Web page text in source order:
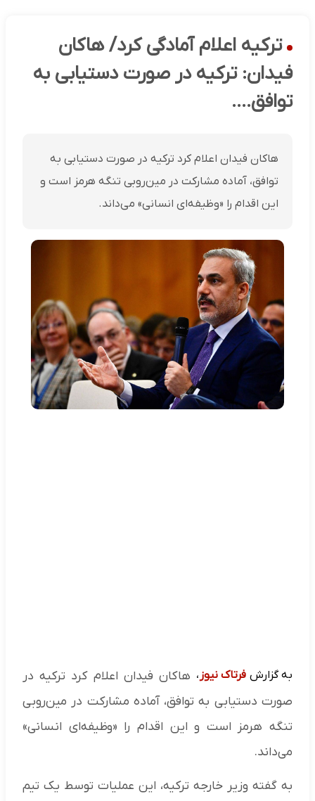
ترکیه اعلام آمادگی کرد/ هاکان
فیدان: ترکیه در صورت دستیابی به
توافق....
هاکان فیدان اعلام کرد ترکیه در صورت دستیابی به
توافق، آماده مشارکت در مین‌روبی تنگه هرمز است و
این اقدام را «وظیفه‌ای انسانی» می‌داند.
به گزارش فرتاک نیوز ، هاکان فیدان اعلام کرد ترکیه در
صورت دستیابی به توافق، آماده مشارکت در مین‌روبی
تنگه هرمز است و این اقدام را «وظیفه‌ای انسانی»
می‌داند.
به گفته وزیر خارجه ترکیه، این عملیات توسط یک تیم